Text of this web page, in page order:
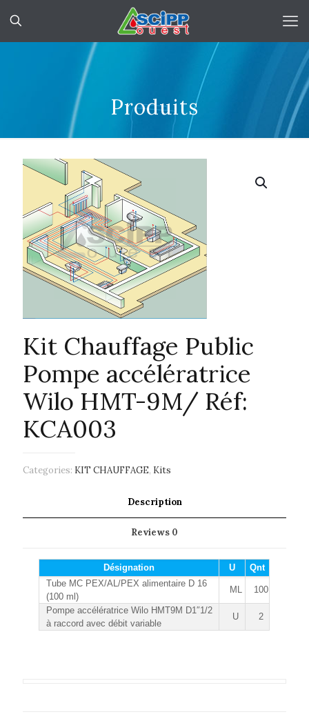
Produits
Kit Chauffage Public
Pompe accélératrice
Wilo HMT-9M/ Réf:
KCA003
Categories: KIT CHAUFFAGE, Kits
Description
Reviews 0
Désignation U
Qnt
Tube MC PEX/AL/PEX alimentaire D 16
(100 ml)
ML
100
Pompe accélératrice Wilo HMT9M D1″1/2
à raccord avec débit variable
U 2